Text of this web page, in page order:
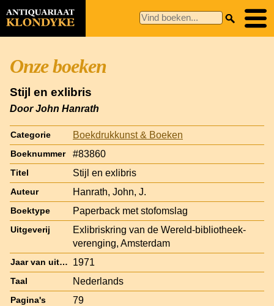
Onze boeken
Stijl en exlibris
Door John Hanrath
Categorie Boekdrukkunst & Boeken
Boeknummer #83860
Titel Stijl en exlibris
Auteur Hanrath, John, J.
Boektype Paperback met stofomslag
Uitgeverij
Exlibriskring van de Wereld-bibliotheek-
verenging, Amsterdam
Jaar van uitgave 1971
Taal Nederlands
Pagina's 79